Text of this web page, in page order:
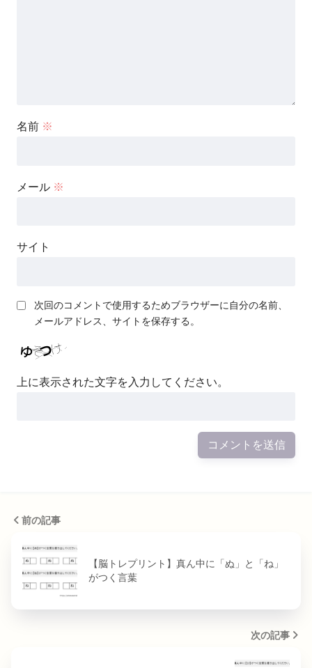
名前 ※
メール ※
サイト
次回のコメントで使用するためブラウザーに自分の名前、
メールアドレス、サイトを保存する。
上に表示された文字を入力してください。
前の記事
【脳トレプリント】真ん中に「ぬ」と「ね」
がつく言葉
次の記事